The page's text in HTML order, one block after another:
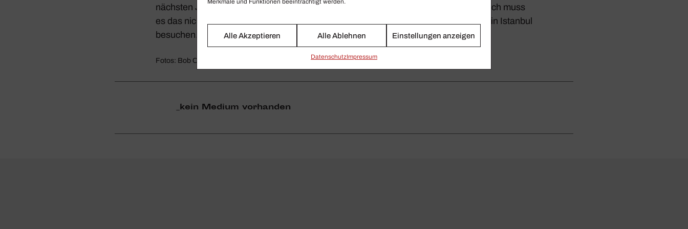
Merkmale und Funktionen beeinträchtigt werden.
Alle Akzeptieren Alle Ablehnen Einstellungen anzeigen
Daten­schutzImpressum
nächsten Jahren konstant wachsen und inter­na­tional zum Einsatz kommen. Eigent­lich muss
es das nicht: Wenn es irgend­wann einen adäquaten Konzert­saal gibt, sollte man es in Istanbul
besu­chen.
Fotos: Bob Coat
_​kein Medium vorhanden